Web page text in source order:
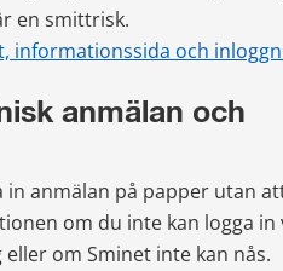
en smittrisk.
informationssida och
anmälan och
anmälan på papper utan
om du inte kan logga in
om Sminet inte kan nås.